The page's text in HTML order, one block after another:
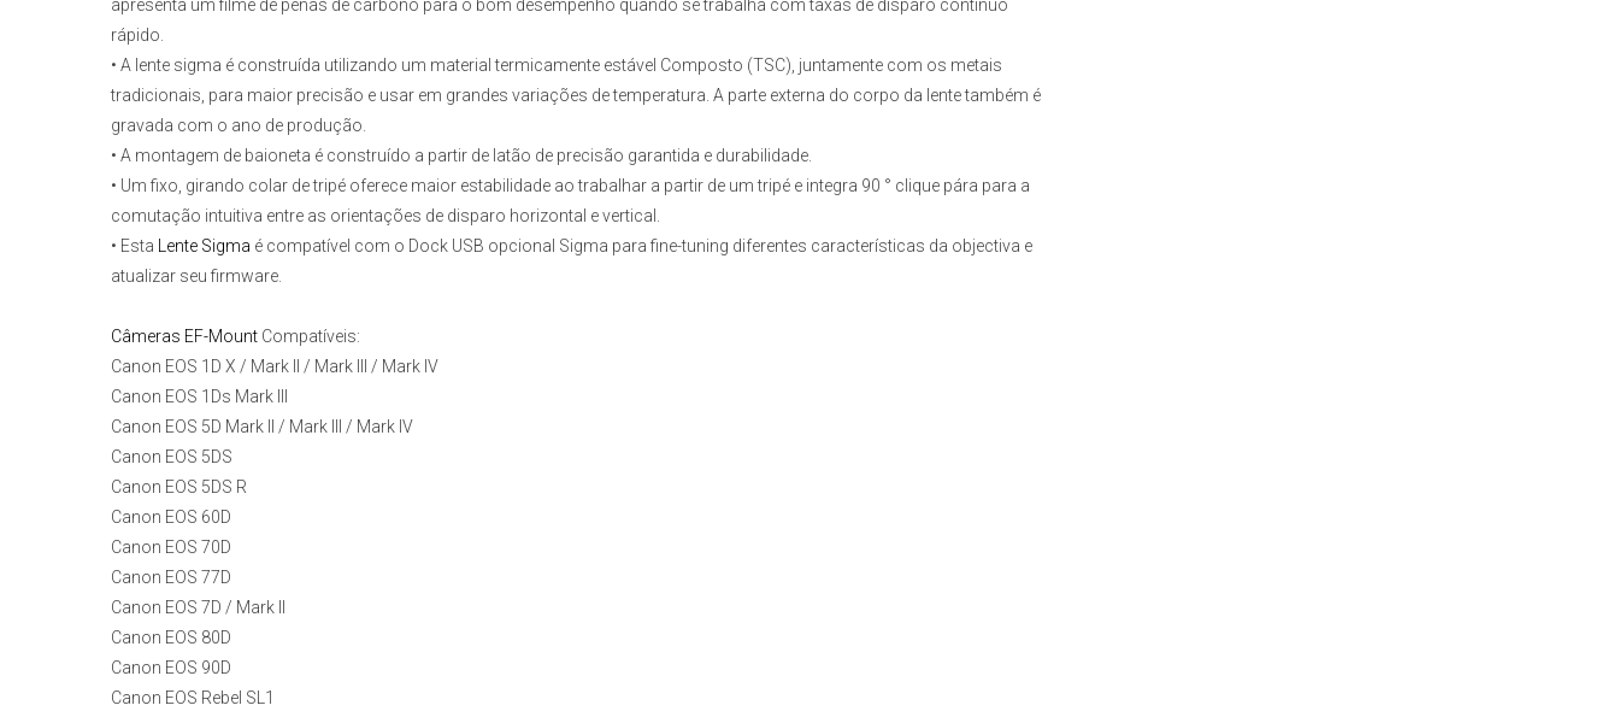
apresenta um filme de penas de carbono para o bom desempenho quando se trabalha com taxas de disparo contínuo
rápido.
• A lente sigma é construída utilizando um material termicamente estável Composto (TSC), juntamente com os metais
tradicionais, para maior precisão e usar em grandes variações de temperatura. A parte externa do corpo da lente também é
gravada com o ano de produção.
• A montagem de baioneta é construído a partir de latão de precisão garantida e durabilidade.
• Um fixo, girando colar de tripé oferece maior estabilidade ao trabalhar a partir de um tripé e integra 90 ° clique pára para a
comutação intuitiva entre as orientações de disparo horizontal e vertical.
• Esta
Lente Sigma é compatível com o Dock USB opcional Sigma para fine-tuning diferentes características da objectiva e
atualizar seu firmware.
Câmeras EF-Mount Compatíveis:
Canon EOS 1D X / Mark II / Mark III / Mark IV
Canon EOS 1Ds Mark III
Canon EOS 5D Mark II / Mark III / Mark IV
Canon EOS 5DS
Canon EOS 5DS R
Canon EOS 60D
Canon EOS 70D
Canon EOS 77D
Canon EOS 7D / Mark II
Canon EOS 80D
Canon EOS 90D
Canon EOS Rebel SL1